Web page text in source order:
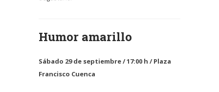
Humor amarillo
Sábado 29 de septiembre / 17:00 h / Plaza
Francisco Cuenca